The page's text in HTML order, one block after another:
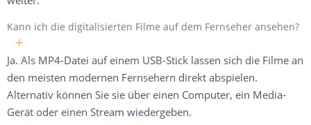
Kann ich die digitalisierten Filme auf dem Fernseher ansehen?
+
Ja. Als MP4-Datei auf einem USB-Stick lassen sich die Filme an
den meisten modernen Fernsehern direkt abspielen.
Alternativ können Sie sie über einen Computer, ein Media-
Gerät oder einen Stream wiedergeben.